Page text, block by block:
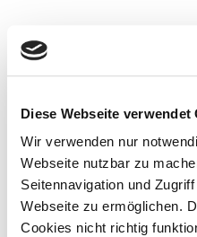
Diese Webseite verwendet
Wir verwenden nur
Webseite nutzbar zu
Seitennavigation und
Webseite zu ermöglichen.
Cookies nicht richtig